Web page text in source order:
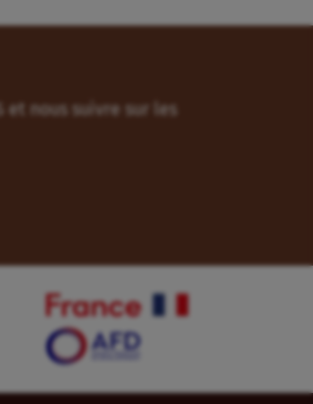
et nous suivre sur les